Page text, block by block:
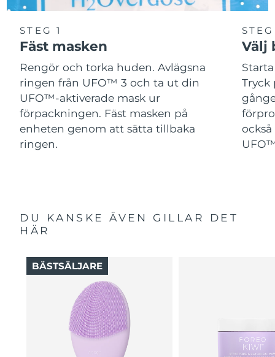
STEG 1
Fäst masken
Rengör och torka huden. Avlägsna
ringen från UFO™ 3 och ta ut din
UFO™-aktiverade mask ur
förpackningen. Fäst masken på
enheten genom att sätta tillbaka
ringen.
Välj
Tryck
DU KANSKE ÄVEN GILLAR DET
HÄR
BÄSTSÄLJARE